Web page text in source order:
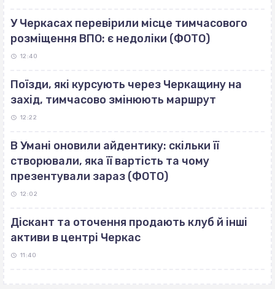
У Черкасах перевірили місце тимчасового
розміщення ВПО: є недоліки (ФОТО)
12:40
Поїзди, які курсують через Черкащину на
захід, тимчасово змінюють маршрут
12:22
В Умані оновили айдентику: скільки її
створювали, яка її вартість та чому
презентували зараз (ФОТО)
12:02
Діскант та оточення продають клуб й інші
активи в центрі Черкас
11:40